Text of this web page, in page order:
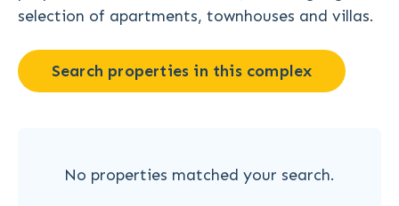
selection of apartments, townhouses and villas.
Search properties in this complex
No properties matched your search.